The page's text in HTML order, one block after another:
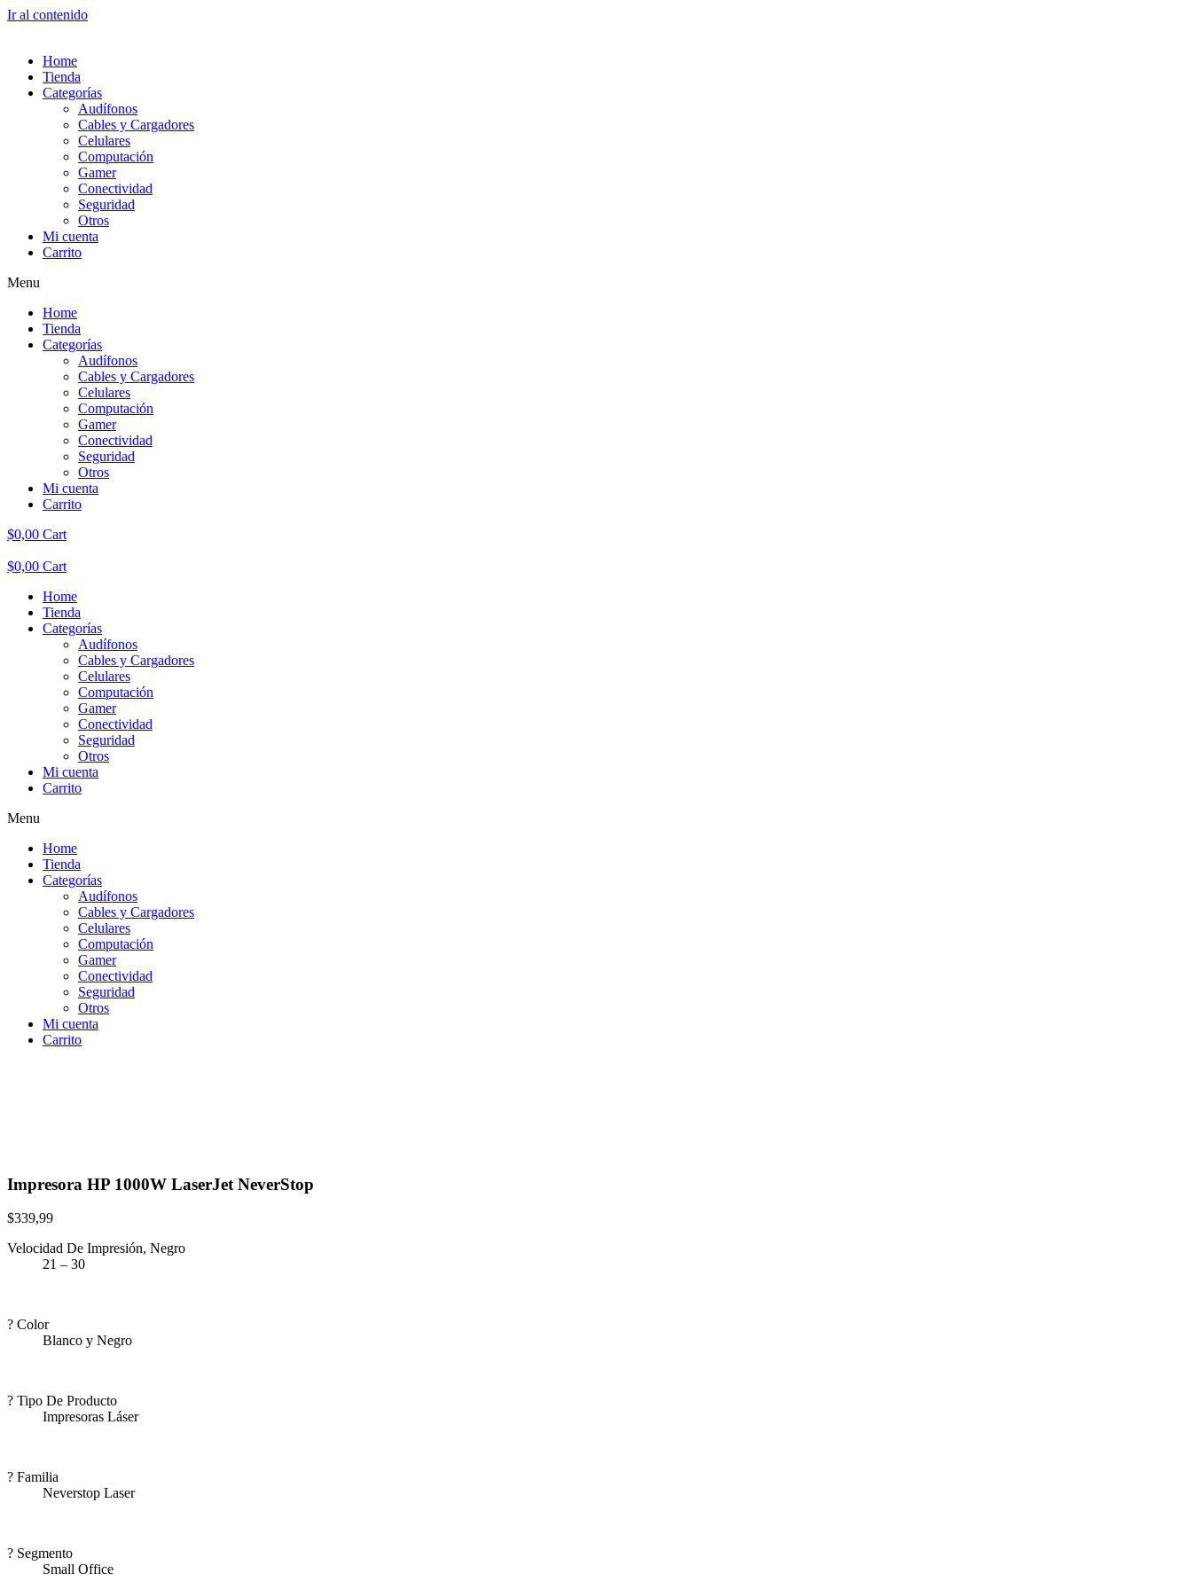
Ir al contenido
Home
Tienda
Categorías
Audífonos
Cables y Cargadores
Celulares
Computación
Gamer
Conectividad
Seguridad
Otros
Mi cuenta
Carrito
Menu
Home
Tienda
Categorías
Audífonos
Cables y Cargadores
Celulares
Computación
Gamer
Conectividad
Seguridad
Otros
Mi cuenta
Carrito
$0,00 Cart
$0,00 Cart
Home
Tienda
Categorías
Audífonos
Cables y Cargadores
Celulares
Computación
Gamer
Conectividad
Seguridad
Otros
Mi cuenta
Carrito
Menu
Home
Tienda
Categorías
Audífonos
Cables y Cargadores
Celulares
Computación
Gamer
Conectividad
Seguridad
Otros
Mi cuenta
Carrito
Impresora HP 1000W LaserJet NeverStop
$339,99
Velocidad De Impresión, Negro
21 – 30
? Color
Blanco y Negro
? Tipo De Producto
Impresoras Láser
? Familia
Neverstop Laser
? Segmento
Small Office